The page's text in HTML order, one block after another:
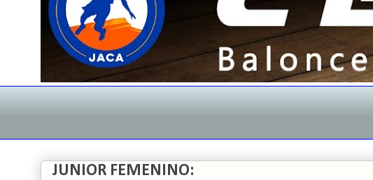
JUNIOR FEMENINO: